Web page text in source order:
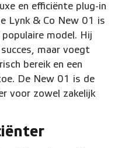
en efficiënte plug-in
Lynk & Co New 01 is
model. Hij
maar voegt
bereik en een
De New 01 is de
voor zowel zakelijk